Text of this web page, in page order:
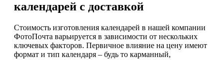
календарей с доставкой
Стоимость изготовления календарей в нашей компании
ФотоПочта варьируется в зависимости от нескольких
ключевых факторов. Первичное влияние на цену имеют
формат и тип календаря – будь то карманный,